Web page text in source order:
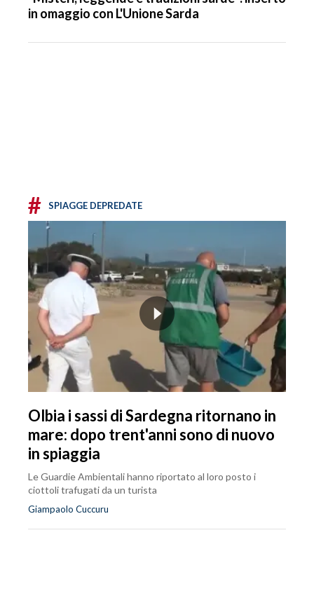
in omaggio con L'Unione Sarda
# SPIAGGE DEPREDATE
Olbia i sassi di Sardegna ritornano in
mare: dopo trent'anni sono di nuovo
in spiaggia
Le Guardie Ambientali hanno riportato al loro posto i
ciottoli trafugati da un turista
Giampaolo Cuccuru